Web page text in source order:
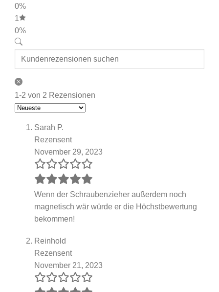
0%
1
0%
1-2 von 2 Rezensionen
Sarah P.
Rezensent
November 29, 2023
Wenn der Schraubenzieher außerdem noch
magnetisch wär würde er die Höchstbewertung
bekommen!
Reinhold
Rezensent
November 21, 2023